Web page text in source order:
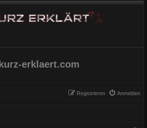
kurz-erklaert.com
Anmelden
Registrieren